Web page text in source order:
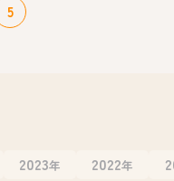
5
2023年 2022年